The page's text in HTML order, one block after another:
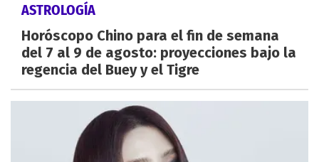
ASTROLOGÍA
Horóscopo Chino para el fin de semana
del 7 al 9 de agosto: proyecciones bajo la
regencia del Buey y el Tigre